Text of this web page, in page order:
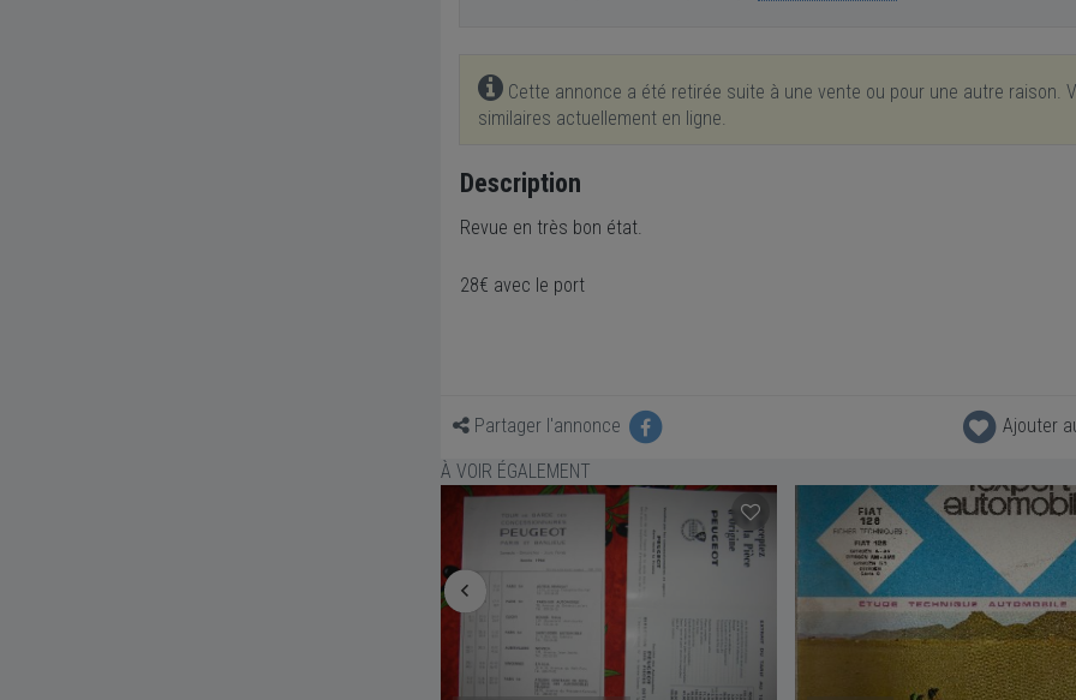
Cette annonce a été retirée suite à une vente ou pour une autre
similaires actuellement en ligne.
Description
Revue en très bon état.
28€ avec le port
Partager l'annonce Ajouter
À VOIR ÉGALEMENT